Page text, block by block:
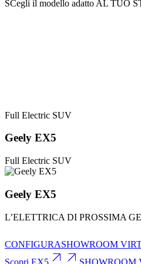
SCegli il modello adatto AL TUO
Full Electric SUV
Geely EX5
Full Electric SUV
Geely EX5
L’ELETTRICA DI PROSSIMA
CONFIGURASHOWROOM
Scopri EX5
SHOWROOM